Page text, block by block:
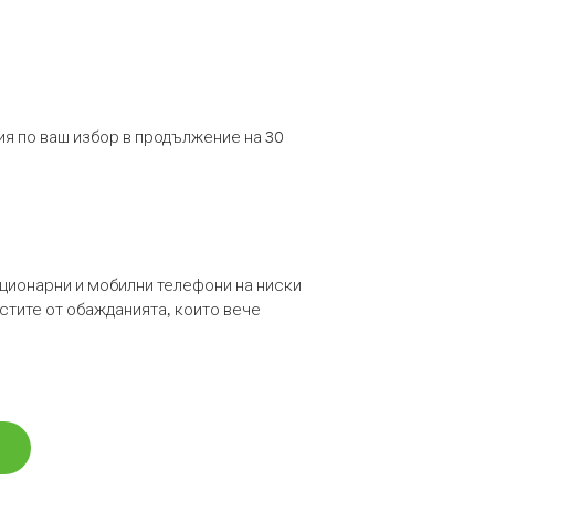
по ваш избор в продължение на 30
и мобилни телефони на ниски
от обажданията, които вече